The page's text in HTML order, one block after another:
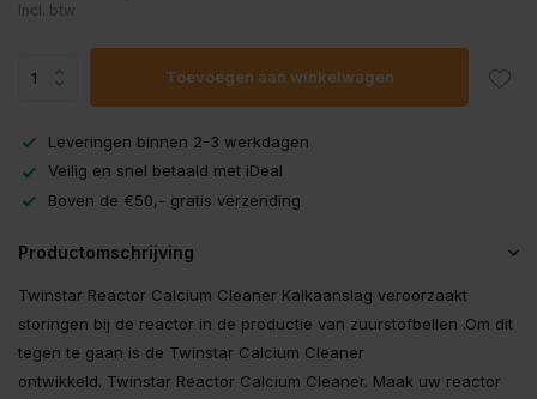
Incl. btw
Toevoegen aan winkelwagen
Leveringen binnen 2-3 werkdagen
Veilig en snel betaald met iDeal
Boven de €50,- gratis verzending
Productomschrijving
Twinstar Reactor Calcium Cleaner Kalkaanslag veroorzaakt
storingen bij de reactor in de productie van zuurstofbellen .Om dit
tegen te gaan is de Twinstar Calcium Cleaner
ontwikkeld. Twinstar Reactor Calcium Cleaner. Maak uw reactor